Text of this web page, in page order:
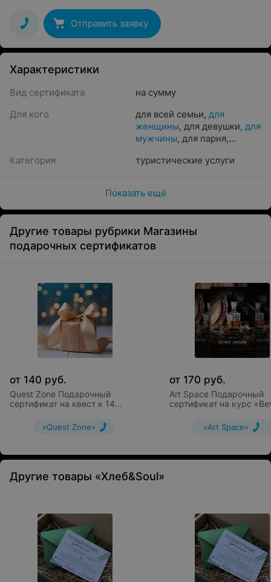
Отправить заявку
Характеристики
Вид сертификата
на сумму
Для кого
для всей семьи, для
женщины, для девушки, для
мужчины, для парня,
предложения,для мамы
Категория туристические услуги
Показать ещё
Другие товары рубрики Магазины
подарочных сертификатов
от 140 руб.
Quest Zone Подарочный
сертификат на квест к 14
«Quest Zone»
от 170 руб.
Art Space Подарочный
сертификат на курс
«Art Space»
Другие товары «Хлеб&Soul»